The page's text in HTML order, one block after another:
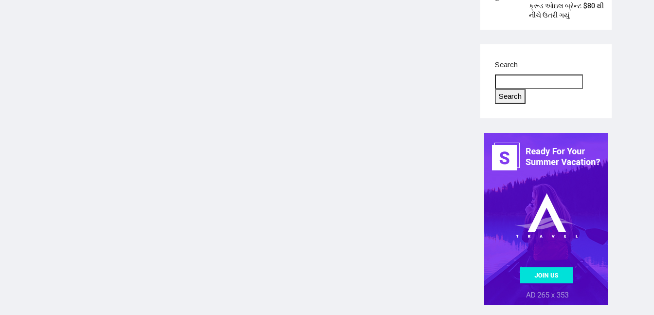
ક્રૂડ ઓઇલ બ્રેન્ટ $80 થી
નીચે ઉતરી ગયું
Search
Search